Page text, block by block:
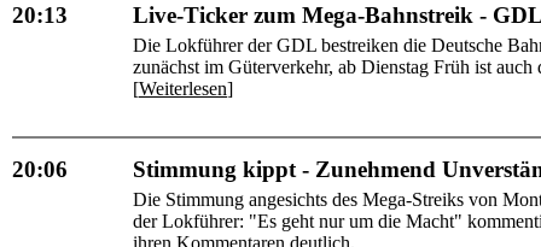
20:13 Live-Ticker zum Mega-Bahnstreik -
Die Lokführer der GDL bestreiken die Deutsche
zunächst im Güterverkehr, ab Dienstag Früh ist
[Weiterlesen]
20:06 Stimmung kippt - Zunehmend
Die Stimmung angesichts des Mega-Streiks von
der Lokführer: "Es geht nur um die Macht"
ihren Kommentaren deutlich.